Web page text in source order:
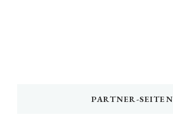
PARTNER-SEITEN